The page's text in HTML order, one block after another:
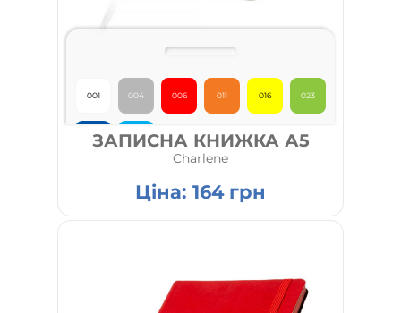
001 004 006 011 016 023
026 027
ЗАПИСНА КНИЖКА А5
Charlene
Ціна: 164 грн